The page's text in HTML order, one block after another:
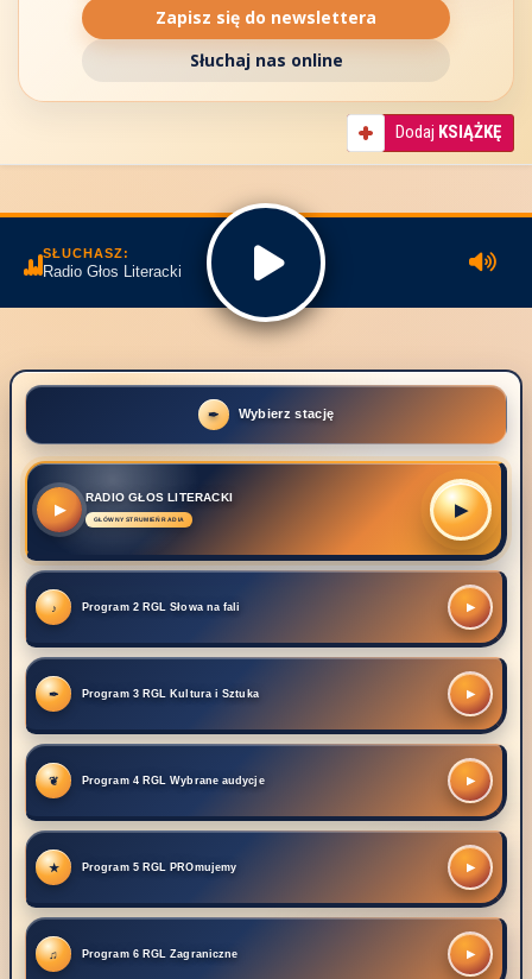
Zapisz się do newslettera
Słuchaj nas online
Dodaj KSIĄŻKĘ
SŁUCHASZ:
Radio Głos Literacki
Wybierz stację
RADIO GŁOS LITERACKI
▶
Program 2 RGL Słowa na fali ▶
Program 3 RGL Kultura i Sztuka ▶
Program 4 RGL Wybrane audycje ▶
Program 5 RGL PROmujemy ▶
Program 6 RGL Zagraniczne ▶